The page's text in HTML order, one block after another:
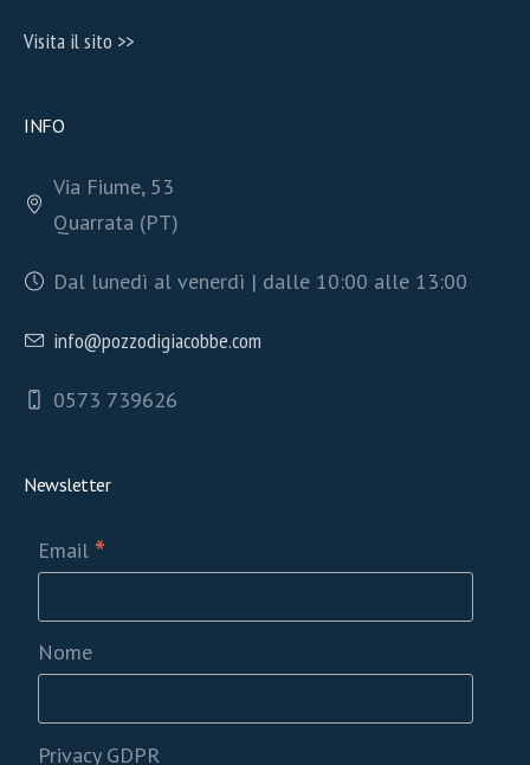
Visita il sito >>
INFO
Via Fiume, 53
Quarrata (PT)
Dal lunedì al venerdì | dalle 10:00 alle 13:00
info@pozzodigiacobbe.com
0573 739626
Newsletter
Email *
Nome
Privacy GDPR